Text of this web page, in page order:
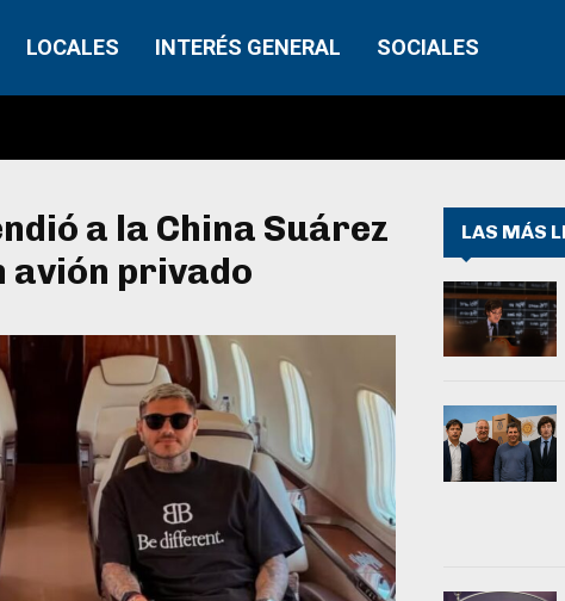
LOCALES INTERÉS GENERAL SOCIALES
a la China Suárez
avión privado
LAS MÁS